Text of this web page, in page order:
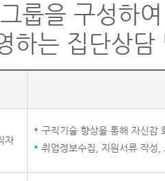
룹을 구성하
하는 집단상담
자
구직기술 향상을 통해 자신감
취업정보수집, 지원서류 작성,